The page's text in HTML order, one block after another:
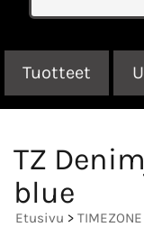
Tuotteet
TZ
blue
Etusivu > TIMEZONE